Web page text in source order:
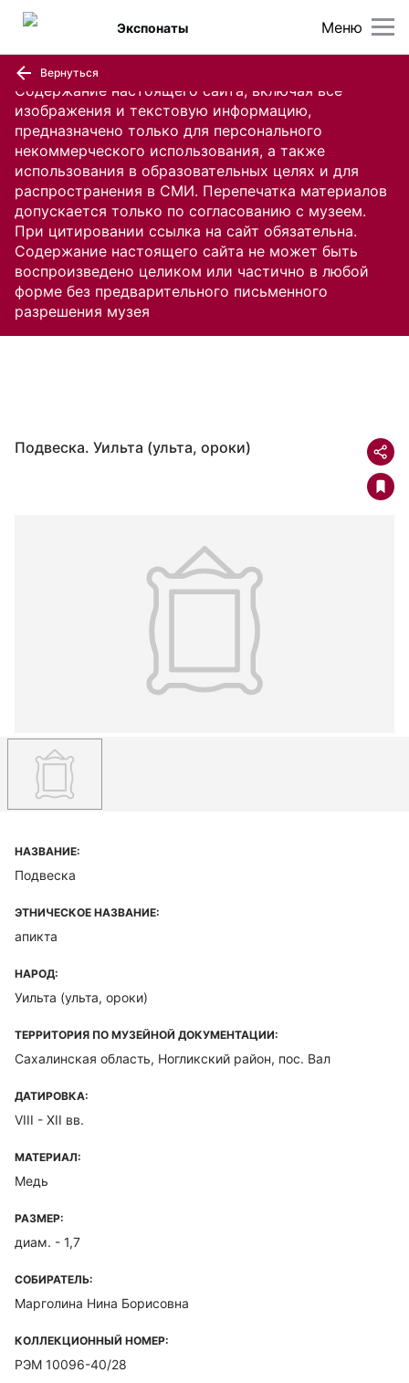
Содержание настоящего сайта, включая все
изображения и текстовую информацию,
предназначено только для персонального
некоммерческого использования, а также
использования в образовательных целях и для
распространения в СМИ. Перепечатка материалов
допускается только по согласованию с музеем.
При цитировании ссылка на сайт обязательна.
Содержание настоящего сайта не может быть
воспроизведено целиком или частично в любой
форме без предварительного письменного
разрешения музея
Меню
Экспонаты
Вернуться
Подвеска. Уильта (ульта, ороки)
НАЗВАНИЕ:
Подвеска
ЭТНИЧЕСКОЕ НАЗВАНИЕ:
апикта
НАРОД:
Уильта (ульта, ороки)
ТЕРРИТОРИЯ ПО МУЗЕЙНОЙ ДОКУМЕНТАЦИИ:
Сахалинская область, Ногликский район, пос. Вал
ДАТИРОВКА:
VIII - XII вв.
МАТЕРИАЛ:
Медь
РАЗМЕР:
диам. - 1,7
СОБИРАТЕЛЬ:
Марголина Нина Борисовна
КОЛЛЕКЦИОННЫЙ НОМЕР:
РЭМ 10096-40/28